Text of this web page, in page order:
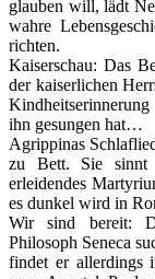
glauben will, lädt
wahre
richten.
Kaiserschau: Das
der kaiserlichen
ihn gesungen hat…
Agrippinas
zu Bett. Sie sinnt
erleidendes
es dunkel wird in
Wir sind bereit:
Philosoph Seneca
findet er allerdings